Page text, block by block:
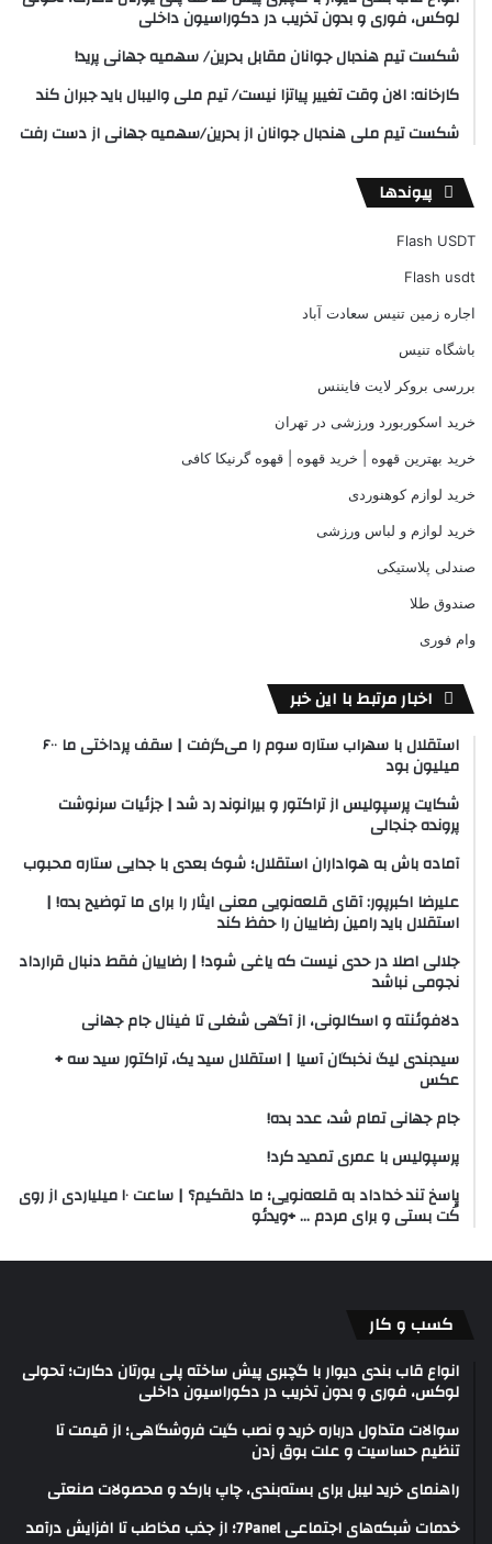
لوکس، فوری و بدون تخریب در دکوراسیون داخلی
شکست تیم هندبال جوانان مقابل بحرین/ سهمیه جهانی پرید!
کارخانه: الان وقت تغییر پیاتزا نیست/ تیم ملی والیبال باید جبران کند
شکست تیم ملی هندبال جوانان از بحرین/سهمیه جهانی از دست رفت
پیوندها
Flash USDT
Flash usdt
اجاره زمین تنیس سعادت آباد
باشگاه تنیس
بررسی بروکر لایت فایننس
خرید اسکوربورد ورزشی در تهران
خرید بهترین قهوه | خرید قهوه | قهوه گرنیکا کافی
خرید لوازم کوهنوردی
خرید لوازم و لباس ورزشی
صندلی پلاستیکی
صندوق طلا
وام فوری
اخبار مرتبط با این خبر
استقلال با سهراب ستاره سوم را می‌گرفت | سقف پرداختی ما ۶۰۰
میلیون بود
شکایت پرسپولیس از تراکتور و بیرانوند رد شد | جزئیات سرنوشت
پرونده جنجالی
آماده باش به هواداران استقلال؛ شوک بعدی با جدایی ستاره محبوب
علیرضا اکبرپور: آقای قلعه‌نویی معنی ایثار را برای ما توضیح بده! |
استقلال باید رامین رضاییان را حفظ کند
جلالی اصلا در حدی نیست که یاغی شود! | رضاییان فقط دنبال قرارداد
نجومی نباشد
دلافوئنته و اسکالونی، از آگهی شغلی تا فینال جام جهانی
سیدبندی لیگ نخبگان آسیا | استقلال سید یک،‌ تراکتور سید سه +
عکس
جام جهانی تمام شد، عدد بده!
پرسپولیس با عمری تمدید کرد!
پاسخ تند خداداد به قلعه‌نویی؛ ما دلقکیم؟ | ساعت ۱۰ میلیاردی از روی
کُت بستی و برای مردم … +‌ویدئو
کسب و کار
انواع قاب بندی دیوار با گچبری پیش ساخته پلی یورتان دکارت؛ تحولی
لوکس، فوری و بدون تخریب در دکوراسیون داخلی
سوالات متداول درباره خرید و نصب گیت فروشگاهی؛ از قیمت تا
تنظیم حساسیت و علت بوق زدن
راهنمای خرید لیبل برای بسته‌بندی، چاپ بارکد و محصولات صنعتی
خدمات شبکه‌های اجتماعی 7Panel؛ از جذب مخاطب تا افزایش درآمد